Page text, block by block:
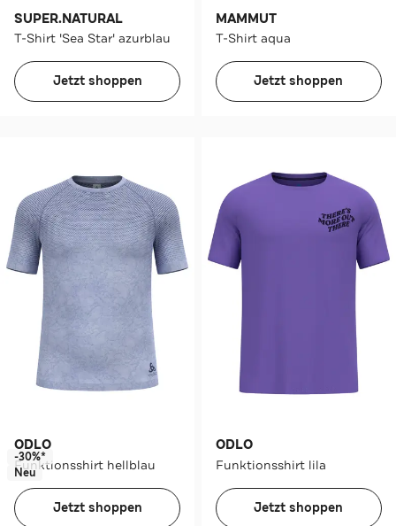
SUPER.NATURAL
T-Shirt 'Sea Star' azurblau
Jetzt shoppen
MAMMUT
T-Shirt aqua
Jetzt shoppen
ODLO
Funktionsshirt hellblau
-30%*
Neu
Jetzt shoppen
ODLO
Funktionsshirt lila
Jetzt shoppen